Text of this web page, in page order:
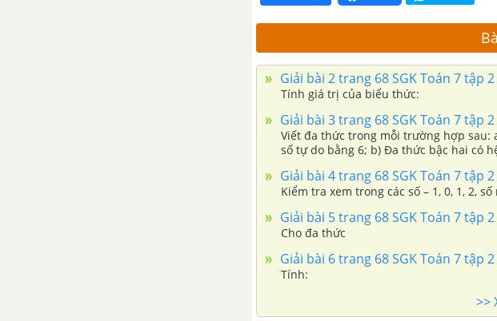
Giải bài 2 trang 68 SGK Toán 7 tập
Tính giá trị của biểu thức:
Giải bài 3 trang 68 SGK Toán 7 tập
Viết đa thức trong mỗi trường hợp sau: a) Đa thức bậc nhất có hệ số của biến bằng – 2 và hệ
số tự do bằng 6; b) Đa thức bậc hai có
biến đều bằng 0.
Giải bài 4 trang 68 SGK Toán 7 tập
Kiểm tra xem trong các số – 1, 0, 1, 2,
Giải bài 5 trang 68 SGK Toán 7 tập
Cho đa thức
Giải bài 6 trang 68 SGK Toán 7 tập
Tính:
>>